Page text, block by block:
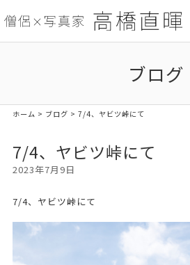
ブログ
ホーム > ブログ > 7/4、ヤビツ峠にて
7/4、ヤビツ峠にて
2023年7月9日
7/4、ヤビツ峠にて